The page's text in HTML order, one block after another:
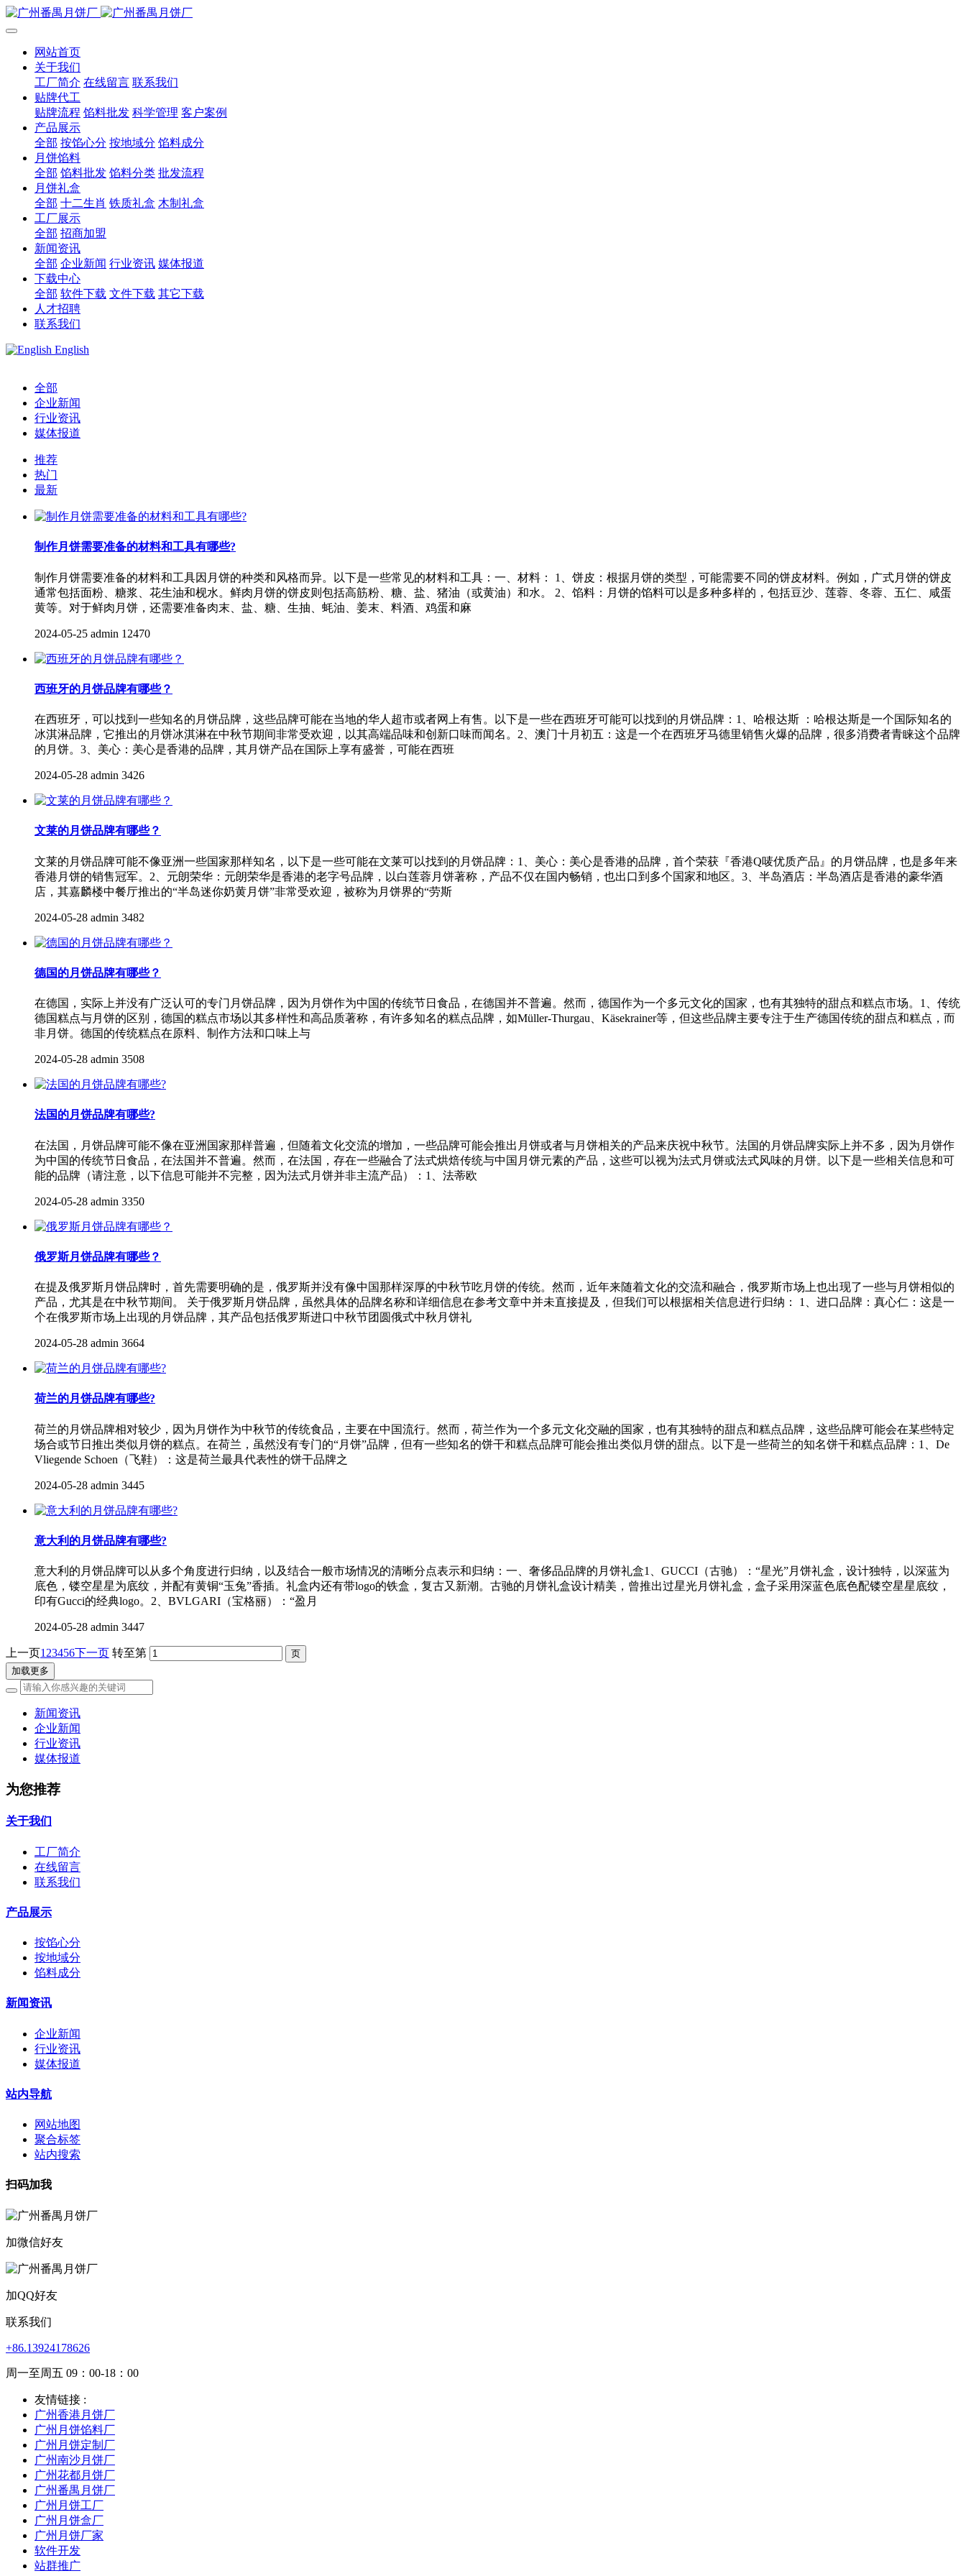
网站首页
关于我们
工厂简介 在线留言 联系我们
贴牌代工
贴牌流程 馅料批发 科学管理 客户案例
产品展示
全部 按馅心分 按地域分 馅料成分
月饼馅料
全部 馅料批发 馅料分类 批发流程
月饼礼盒
全部 十二生肖 铁质礼盒 木制礼盒
工厂展示
全部 招商加盟
新闻资讯
全部 企业新闻 行业资讯 媒体报道
下载中心
全部 软件下载 文件下载 其它下载
人才招聘
联系我们
English
全部
企业新闻
行业资讯
媒体报道
推荐
热门
最新
制作月饼需要准备的材料和工具有哪些?
制作月饼需要准备的材料和工具因月饼的种类和风格而异。以下是一些常见的材料和工具：一、材料： 1、饼皮：根据月饼的类型，可能需要不同的饼皮材料。例如，广式月饼的饼皮
通常包括面粉、糖浆、花生油和枧水。鲜肉月饼的饼皮则包括高筋粉、糖、盐、猪油（或黄油）和水。 2、馅料：月饼的馅料可以是多种多样的，包括豆沙、莲蓉、冬蓉、五仁、咸蛋
黄等。对于鲜肉月饼，还需要准备肉末、盐、糖、生抽、蚝油、姜末、料酒、鸡蛋和麻
2024-05-25 admin 12470
西班牙的月饼品牌有哪些？
在西班牙，可以找到一些知名的月饼品牌，这些品牌可能在当地的华人超市或者网上有售。以下是一些在西班牙可能可以找到的月饼品牌：1、哈根达斯 ：哈根达斯是一个国际知名的
冰淇淋品牌，它推出的月饼冰淇淋在中秋节期间非常受欢迎，以其高端品味和创新口味而闻名。2、澳门十月初五：这是一个在西班牙马德里销售火爆的品牌，很多消费者青睐这个品牌
的月饼。3、美心：美心是香港的品牌，其月饼产品在国际上享有盛誉，可能在西班
2024-05-28 admin 3426
文莱的月饼品牌有哪些？
文莱的月饼品牌可能不像亚洲一些国家那样知名，以下是一些可能在文莱可以找到的月饼品牌：1、美心：美心是香港的品牌，首个荣获『香港Q唛优质产品』的月饼品牌，也是多年来
香港月饼的销售冠军。2、元朗荣华：元朗荣华是香港的老字号品牌，以白莲蓉月饼著称，产品不仅在国内畅销，也出口到多个国家和地区。3、半岛酒店：半岛酒店是香港的豪华酒
店，其嘉麟楼中餐厅推出的“半岛迷你奶黄月饼”非常受欢迎，被称为月饼界的“劳斯
2024-05-28 admin 3482
德国的月饼品牌有哪些？
在德国，实际上并没有广泛认可的专门月饼品牌，因为月饼作为中国的传统节日食品，在德国并不普遍。然而，德国作为一个多元文化的国家，也有其独特的甜点和糕点市场。1、传统
德国糕点与月饼的区别，德国的糕点市场以其多样性和高品质著称，有许多知名的糕点品牌，如Müller-Thurgau、Käsekrainer等，但这些品牌主要专注于生产德国传统的甜点和糕点，而
非月饼。德国的传统糕点在原料、制作方法和口味上与
2024-05-28 admin 3508
法国的月饼品牌有哪些?
在法国，月饼品牌可能不像在亚洲国家那样普遍，但随着文化交流的增加，一些品牌可能会推出月饼或者与月饼相关的产品来庆祝中秋节。法国的月饼品牌实际上并不多，因为月饼作
为中国的传统节日食品，在法国并不普遍。然而，在法国，存在一些融合了法式烘焙传统与中国月饼元素的产品，这些可以视为法式月饼或法式风味的月饼。以下是一些相关信息和可
能的品牌（请注意，以下信息可能并不完整，因为法式月饼并非主流产品）：1、法蒂欧
2024-05-28 admin 3350
俄罗斯月饼品牌有哪些？
在提及俄罗斯月饼品牌时，首先需要明确的是，俄罗斯并没有像中国那样深厚的中秋节吃月饼的传统。然而，近年来随着文化的交流和融合，俄罗斯市场上也出现了一些与月饼相似的
产品，尤其是在中秋节期间。 关于俄罗斯月饼品牌，虽然具体的品牌名称和详细信息在参考文章中并未直接提及，但我们可以根据相关信息进行归纳： 1、进口品牌：真心仁：这是一
个在俄罗斯市场上出现的月饼品牌，其产品包括俄罗斯进口中秋节团圆俄式中秋月饼礼
2024-05-28 admin 3664
荷兰的月饼品牌有哪些?
荷兰的月饼品牌相对较少，因为月饼作为中秋节的传统食品，主要在中国流行。然而，荷兰作为一个多元文化交融的国家，也有其独特的甜点和糕点品牌，这些品牌可能会在某些特定
场合或节日推出类似月饼的糕点。在荷兰，虽然没有专门的“月饼”品牌，但有一些知名的饼干和糕点品牌可能会推出类似月饼的甜点。以下是一些荷兰的知名饼干和糕点品牌：1、De
Vliegende Schoen（飞鞋）：这是荷兰最具代表性的饼干品牌之
2024-05-28 admin 3445
意大利的月饼品牌有哪些?
意大利的月饼品牌可以从多个角度进行归纳，以及结合一般市场情况的清晰分点表示和归纳：一、奢侈品品牌的月饼礼盒1、GUCCI（古驰）：“星光”月饼礼盒，设计独特，以深蓝为
底色，镂空星星为底纹，并配有黄铜“玉兔”香插。礼盒内还有带logo的铁盒，复古又新潮。古驰的月饼礼盒设计精美，曾推出过星光月饼礼盒，盒子采用深蓝色底色配镂空星星底纹，
印有Gucci的经典logo。2、BVLGARI（宝格丽）：“盈月
2024-05-28 admin 3447
上一页1 23456下一页 转至第
加载更多
新闻资讯
企业新闻
行业资讯
媒体报道
为您推荐
关于我们
工厂简介
在线留言
联系我们
产品展示
按馅心分
按地域分
馅料成分
新闻资讯
企业新闻
行业资讯
媒体报道
站内导航
网站地图
聚合标签
站内搜索
扫码加我
加微信好友
加QQ好友
联系我们
+86.13924178626
周一至周五 09：00-18：00
友情链接 :
广州香港月饼厂
广州月饼馅料厂
广州月饼定制厂
广州南沙月饼厂
广州花都月饼厂
广州番禺月饼厂
广州月饼工厂
广州月饼盒厂
广州月饼厂家
软件开发
站群推广